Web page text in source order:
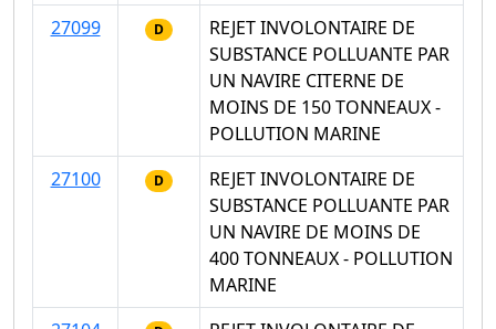
27099
D
REJET INVOLONTAIRE DE
SUBSTANCE POLLUANTE PAR
UN NAVIRE CITERNE DE
MOINS DE 150 TONNEAUX -
POLLUTION MARINE
27100
D
REJET INVOLONTAIRE DE
SUBSTANCE POLLUANTE PAR
UN NAVIRE DE MOINS DE
400 TONNEAUX - POLLUTION
MARINE